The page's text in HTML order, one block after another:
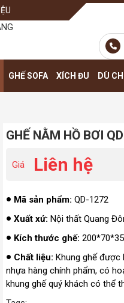
GHẾ SOFA XÍCH ĐU DÙ
GHẾ NẰM HỒ BƠI
Giá Liên hệ
Mã sản phẩm: QD-1272
Xuất xứ: Nội thất Quang
Kích thước ghế:
Chất liệu: Khung ghế được
nhựa hàng chính phẩm, có
khung ghế quý khách có thể